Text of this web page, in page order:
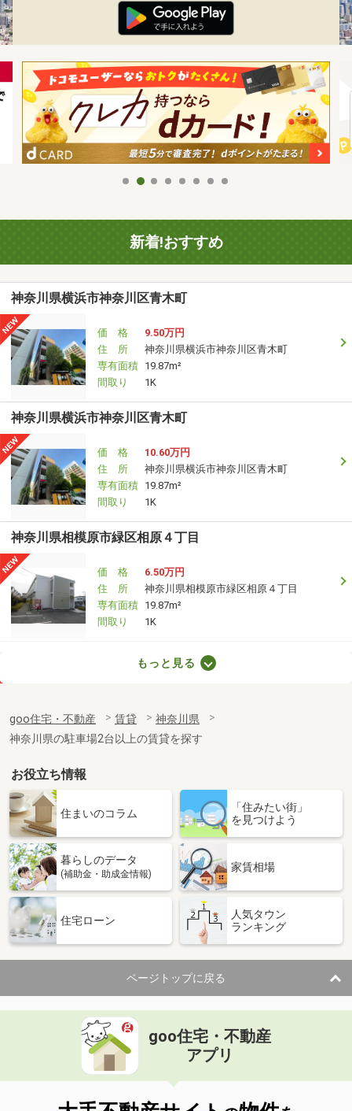
新着!おすすめ
神奈川県横浜市神奈川区青木町
価 格
9.50万円
住 所
神奈川県横浜市神奈川区青木町
専有面積 19.87m²
間取り
1K
神奈川県横浜市神奈川区青木町
価 格
10.60万円
住 所
神奈川県横浜市神奈川区青木町
専有面積 19.87m²
間取り
1K
神奈川県相模原市緑区相原４丁目
価 格
6.50万円
住 所
神奈川県相模原市緑区相原４丁目
専有面積 19.87m²
間取り
1K
神奈川県相模原市緑区相原４丁目
専有面積
19.87m²
間取り
1K
神奈川県横浜市神奈川区子安通１
価 格
7.50万円
神奈川県横浜市神奈川区子安通１
専有面積 24.74m²
間取り
神奈川県横浜市港北区日吉５
住 所
神奈川県横浜市港北区日吉５
専有面積 19.87m²
間取り
1K
神奈川県横浜市港北区日吉２
価 格
住 所
神奈川県横浜市港北区日吉２
専有面積 20m²
間取り
1K
もっと見る
goo住宅・不動産 賃貸
神奈川県
神奈川県の駐車場2台以上の賃貸を探す
お役立ち情報
住まいのコラム
「住みたい街」
を見つけよう
暮らしのデータ
(補助金・助成金情報)
家賃相場
住宅ローン
人気タウン
ランキング
ページトップに戻る
goo住宅・不動産
アプリ